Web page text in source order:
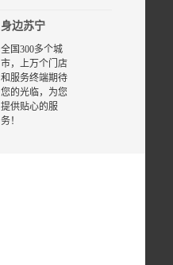
身边苏宁
全国300多个城
市，上万个门店
和服务终端期待
您的光临，为您
提供贴心的服
务！